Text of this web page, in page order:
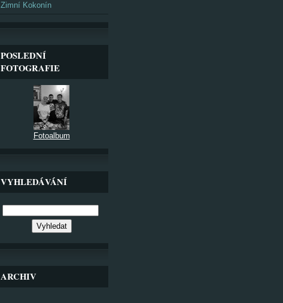
Zimní Kokonín
POSLEDNÍ
FOTOGRAFIE
Fotoalbum
VYHLEDÁVÁNÍ
ARCHIV